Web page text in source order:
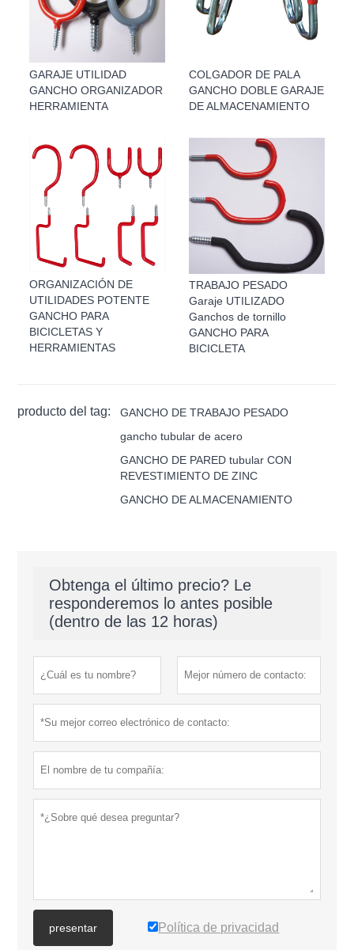
GARAJE UTILIDAD
GANCHO ORGANIZADOR
HERRAMIENTA
COLGADOR DE PALA
GANCHO DOBLE GARAJE
DE ALMACENAMIENTO
ORGANIZACIÓN DE
UTILIDADES POTENTE
GANCHO PARA
BICICLETAS Y
HERRAMIENTAS
TRABAJO PESADO
Garaje UTILIZADO
Ganchos de tornillo
GANCHO PARA
BICICLETA
producto del tag:
GANCHO DE TRABAJO PESADO
gancho tubular de acero
GANCHO DE PARED tubular CON
REVESTIMIENTO DE ZINC
GANCHO DE ALMACENAMIENTO
Obtenga el último precio? Le
responderemos lo antes posible
(dentro de las 12 horas)
presentar Política de privacidad